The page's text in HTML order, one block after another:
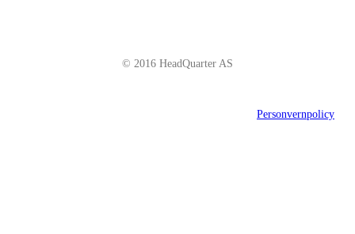
© 2016 HeadQuarter AS
Personvernpolicy